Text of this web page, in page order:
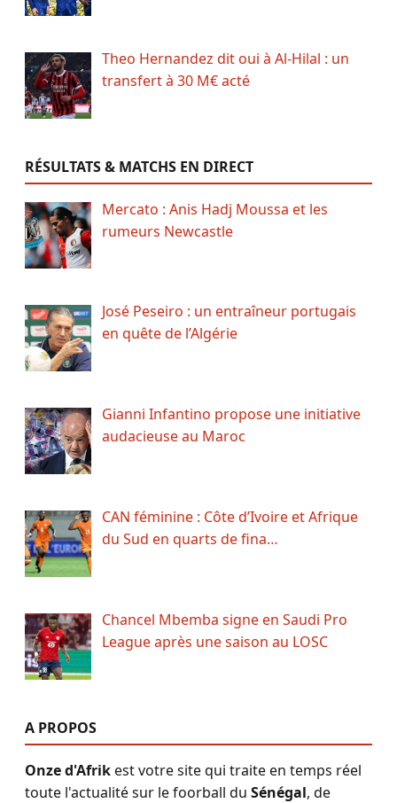
Theo Hernandez dit oui à Al-Hilal : un
transfert à 30 M€ acté
RÉSULTATS & MATCHS EN DIRECT
Mercato : Anis Hadj Moussa et les
rumeurs Newcastle
José Peseiro : un entraîneur portugais
en quête de l’Algérie
Gianni Infantino propose une initiative
audacieuse au Maroc
CAN féminine : Côte d’Ivoire et Afrique
du Sud en quarts de fina…
Chancel Mbemba signe en Saudi Pro
League après une saison au LOSC
A PROPOS
Onze d'Afrikest votre site qui traite en temps réel
toute l'actualité sur le foorball du Sénégal, de